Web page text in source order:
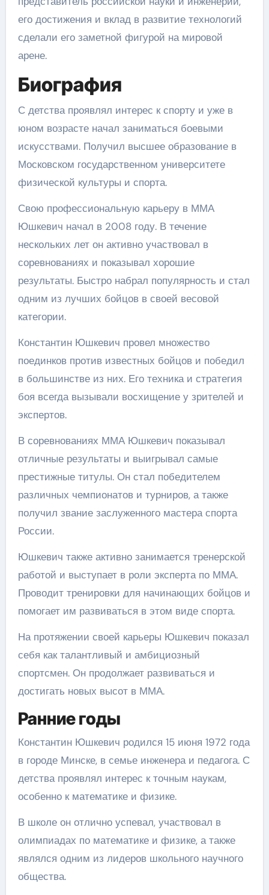
его достижения и вклад в развитие технологий
сделали его заметной фигурой на мировой
арене.
Биография
С детства проявлял интерес к спорту и уже в
юном возрасте начал заниматься боевыми
искусствами. Получил высшее образование в
Московском государственном университете
физической культуры и спорта.
Свою профессиональную карьеру в ММА
Юшкевич начал в 2008 году. В течение
нескольких лет он активно участвовал в
соревнованиях и показывал хорошие
результаты. Быстро набрал популярность и стал
одним из лучших бойцов в своей весовой
категории.
Константин Юшкевич провел множество
поединков против известных бойцов и победил
в большинстве из них. Его техника и стратегия
боя всегда вызывали восхищение у зрителей и
экспертов.
В соревнованиях ММА Юшкевич показывал
отличные результаты и выигрывал самые
престижные титулы. Он стал победителем
различных чемпионатов и турниров, а также
получил звание заслуженного мастера спорта
России.
Юшкевич также активно занимается тренерской
работой и выступает в роли эксперта по ММА.
Проводит тренировки для начинающих бойцов и
помогает им развиваться в этом виде спорта.
На протяжении своей карьеры Юшкевич показал
себя как талантливый и амбициозный
спортсмен. Он продолжает развиваться и
достигать новых высот в ММА.
Ранние годы
Константин Юшкевич родился 15 июня 1972 года
в городе Минске, в семье инженера и педагога. С
детства проявлял интерес к точным наукам,
особенно к математике и физике.
В школе он отлично успевал, участвовал в
олимпиадах по математике и физике, а также
являлся одним из лидеров школьного научного
общества.